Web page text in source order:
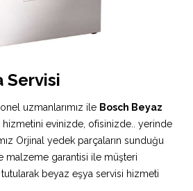
Servisi
uzmanlarımız ile Bosch Beyaz
hizmetini evinizde, ofisinizde.. yerinde
Orjinal yedek parçaların sunduğu
malzeme garantisi ile müşteri
beyaz eşya servisi hizmeti